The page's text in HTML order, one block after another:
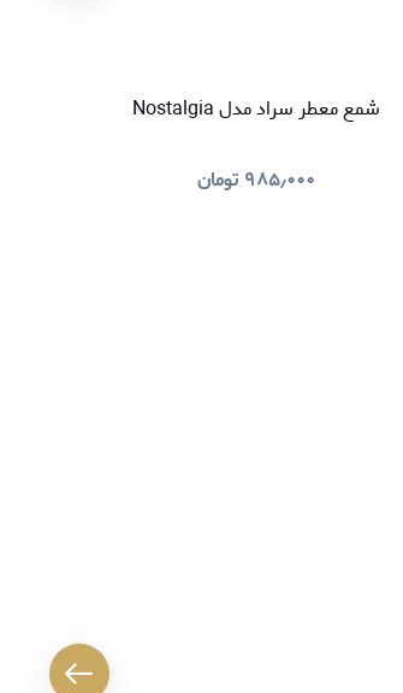
شمع معطر سراد مدل Nostalgia
۹۸۵٫۰۰۰ تومان